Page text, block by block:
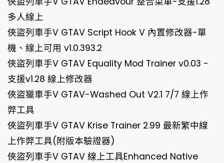
多人線上
俠盜列車手V GTAV Script Hook V 內置修改器-單
機、線上可用 v1.0.393.2
俠盜列車手V GTAV Equality Mod Trainer v0.03 -
支援v1.28 線上修改器
俠盜獵車手V GTAV-Washed Out V2.1 7/7 線上作
弊工具
俠盜列車手V GTAV Krise Trainer 2.99 最新繁中線
上作弊工具(附版本驗證器)
俠盜列車手V GTAV 線上工具Enhanced Native